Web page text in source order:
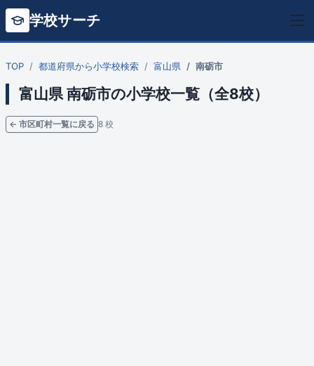
学校サーチ
TOP 都道府県から小学校検索 富山県 南砺市
富山県 南砺市の小学校一覧（全8校）
← 市区町村一覧に戻る 8 校